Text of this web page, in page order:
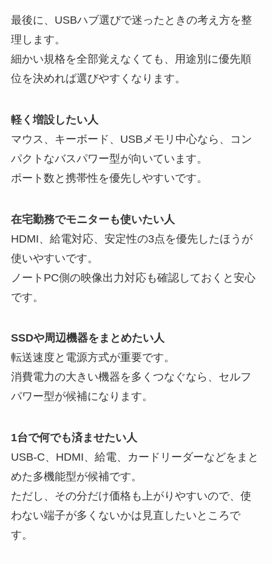
最後に、USBハブ選びで迷ったときの考え方を整
理します。
細かい規格を全部覚えなくても、用途別に優先順
位を決めれば選びやすくなります。
軽く増設したい人
マウス、キーボード、USBメモリ中心なら、コン
パクトなバスパワー型が向いています。
ポート数と携帯性を優先しやすいです。
在宅勤務でモニターも使いたい人
HDMI、給電対応、安定性の3点を優先したほうが
使いやすいです。
ノートPC側の映像出力対応も確認しておくと安心
です。
SSDや周辺機器をまとめたい人
転送速度と電源方式が重要です。
消費電力の大きい機器を多くつなぐなら、セルフ
パワー型が候補になります。
1台で何でも済ませたい人
USB-C、HDMI、給電、カードリーダーなどをまと
めた多機能型が候補です。
ただし、その分だけ価格も上がりやすいので、使
わない端子が多くないかは見直したいところで
す。